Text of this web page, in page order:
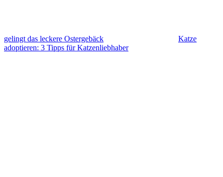
gelingt das leckere Ostergebäck
Katze
adoptieren: 3 Tipps für Katzenliebhaber